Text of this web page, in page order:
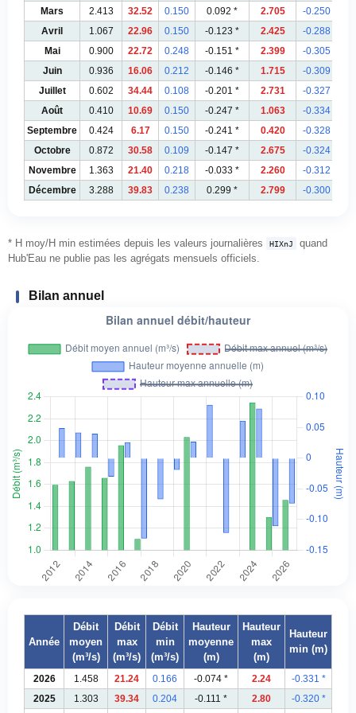
Mars
2.413 32.52 0.150 0.092 * 2.705
-0.250 *
Avril
1.067 22.96 0.150 -0.123 * 2.425
-0.288 *
Mai
0.900 22.72 0.248 -0.151 * 2.399
-0.305 *
Juin
0.936 16.06 0.212 -0.146 * 1.715
-0.309 *
Juillet
0.602 34.44 0.108 -0.201 * 2.731
-0.327 *
Août
0.410 10.69 0.150 -0.247 * 1.063
-0.334 *
Septembre
0.424 6.17 0.150 -0.241 * 0.420
-0.328 *
Octobre
0.872 30.58 0.109 -0.147 * 2.675
-0.324 *
Novembre
1.363 21.40 0.218 -0.033 * 2.260
-0.312 *
Décembre
3.288 39.83 0.238 0.299 * 2.799 -0.300 *
* H moy/H min estimées depuis les valeurs journalières HIXnJ
quand
Hub'Eau ne publie pas les agrégats mensuels officiels.
Bilan annuel
Année
Débit
moyen
(m³/s)
Débit
max
(m³/s)
Débit
min
(m³/s)
Hauteur
moyenne
(m)
Hauteur
max
(m)
Hauteur
min (m)
2026 1.458 21.24 0.166 -0.074 * 2.24
-0.331 *
2025
1.303 39.34 0.204 -0.111 * 2.80 -0.320 *